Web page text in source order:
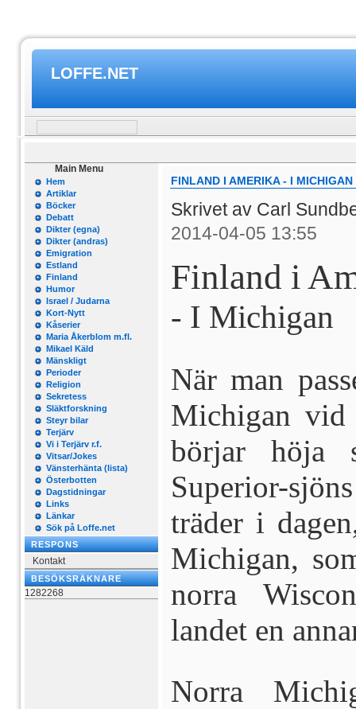
LOFFE.NET
Main Menu
Hem
Artiklar
Böcker
Debatt
Dikter (egna)
Dikter (andras)
Emigration
Estland
Finland
Humor
Israel / Judarna
Kort-Nytt
Kåserier
Maria Åkerblom m.fl.
Mikael Käld
Mänskligt
Perioder
Religion
Sekretess
Släktforskning
Steyr bilar
Terjärv
Vi i Terjärv r.f.
Vitsar/Jokes
Vänsterhänta (lista)
Österbotten
Dagstidningar
Links
Länkar
Sök på Loffe.net
RESPONS
Kontakt
BESÖKSRÄKNARE
1282268
FINLAND I AMERIKA - I MICHIGAN
Skrivet av Carl
2014-04-05 13:55
Finland i
- I Michigan
När man
Michigan vid
börjar höja
Superior-
träder i
Michigan,
norra
landet en
Norra